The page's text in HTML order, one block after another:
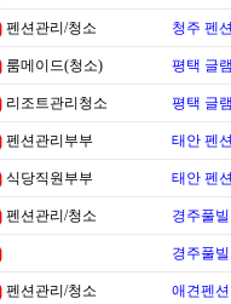
펜션관리/청소 청주 펜
룸메이드(청소) 평택 글
리조트관리청소 평택 글
펜션관리부부 태안 펜
식당직원부부 태안 펜
펜션관리/청소 경주풀
경주풀
펜션관리/청소 애견펜